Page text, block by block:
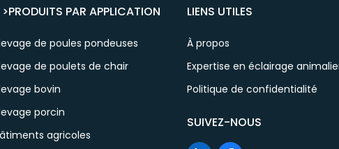
PRODUITS PAR APPLICATION
de poules pondeuses
de poulets de chair
bovin
porcin
agricoles
LIENS UTILES
À propos
Expertise en éclairage
Politique de confidentialité
SUIVEZ-NOUS